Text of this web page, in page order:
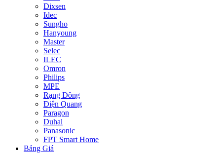
Dixsen
Idec
Sungho
Hanyoung
Master
Selec
ILEC
Omron
Philips
MPE
Rạng Đông
Điện Quang
Paragon
Duhal
Panasonic
FPT Smart Home
Bảng Giá